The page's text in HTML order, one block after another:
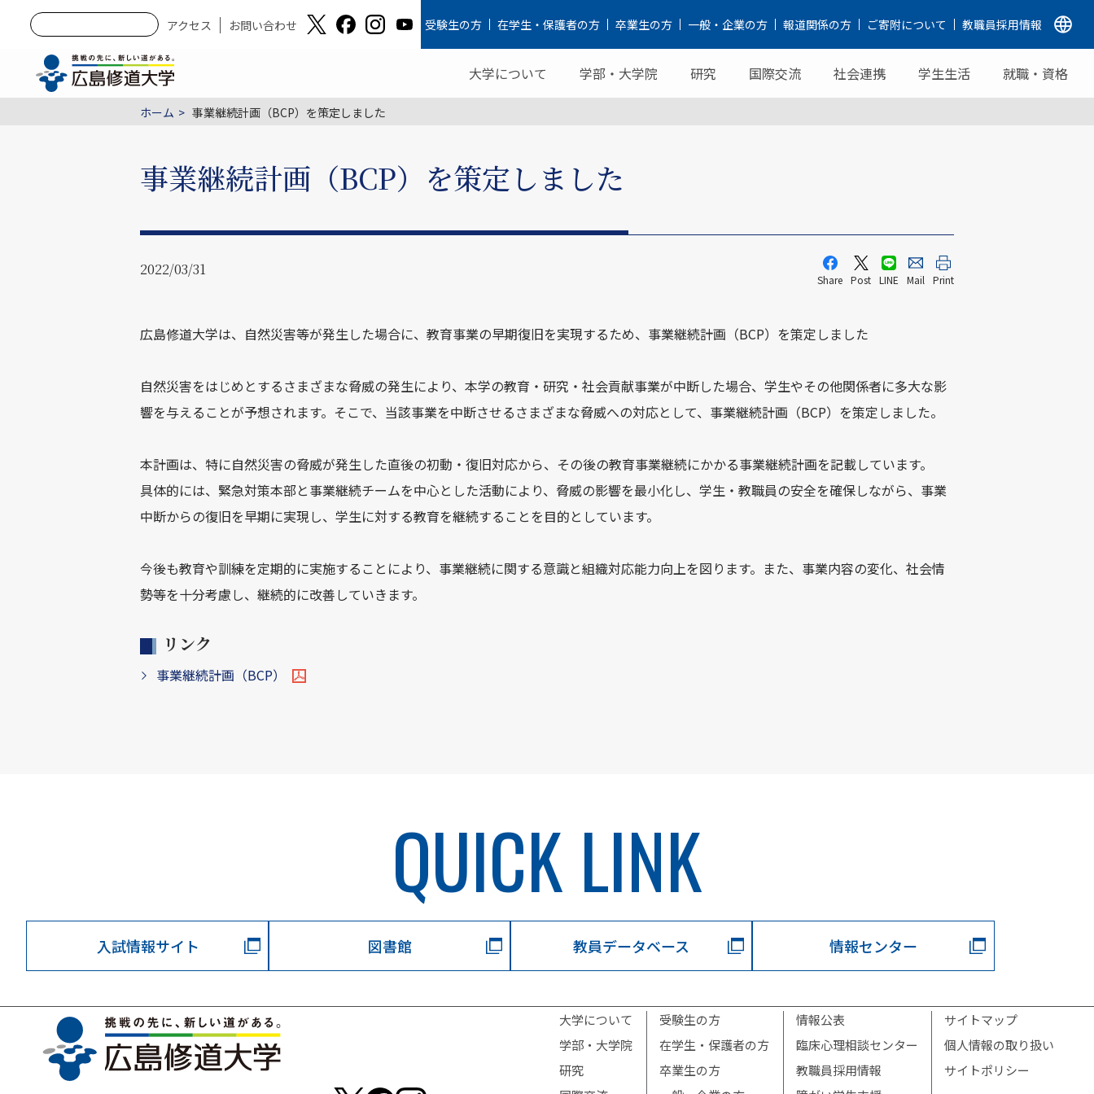
アクセス お問い合わせ 受験生の方 在学生・保護者の方 卒業生の方 一般・企業の方 報道関係の方 ご寄附について 教職員採用情報
大学について 学部・大学院 研究 国際交流 社会連携 学生生活 就職・資格
ホーム 事業継続計画（BCP）を策定しました
事業継続計画（BCP）を策定しました
Share Post LINE Mail Print
2022/03/31
広島修道大学は、自然災害等が発生した場合に、教育事業の早期復旧を実現するため、事業継続計画（BCP）を策定しました
自然災害をはじめとするさまざまな脅威の発生により、本学の教育・研究・社会貢献事業が中断した場合、学生やその他関係者に多大な影
響を与えることが予想されます。そこで、当該事業を中断させるさまざまな脅威への対応として、事業継続計画（BCP）を策定しました。
本計画は、特に自然災害の脅威が発生した直後の初動・復旧対応から、その後の教育事業継続にかかる事業継続計画を記載しています。
具体的には、緊急対策本部と事業継続チームを中心とした活動により、脅威の影響を最小化し、学生・教職員の安全を確保しながら、事業
中断からの復旧を早期に実現し、学生に対する教育を継続することを目的としています。
今後も教育や訓練を定期的に実施することにより、事業継続に関する意識と組織対応能力向上を図ります。また、事業内容の変化、社会情
勢等を十分考慮し、継続的に改善していきます。
リンク
事業継続計画（BCP）
QUICK LINK
入試情報サイト 図書館 教員データベース 情報センター
大学について
学部・大学院
研究
受験生の方
在学生・保護者の方
卒業生の方
情報公表
臨床心理相談センター
教職員採用情報
サイトマップ
個人情報の取り扱い
サイトポリシー